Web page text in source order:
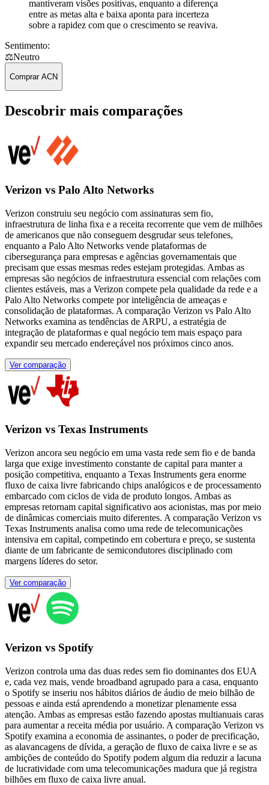
mantiveram visões positivas, enquanto a diferença
entre as metas alta e baixa aponta para incerteza
sobre a rapidez com que o crescimento se reaviva.
Sentimento:
⚖️Neutro
Comprar ACN
Descobrir mais comparações
Verizon vs Palo Alto Networks
Verizon construiu seu negócio com assinaturas sem fio,
infraestrutura de linha fixa e a receita recorrente que vem de milhões
de americanos que não conseguem desgrudar seus telefones,
enquanto a Palo Alto Networks vende plataformas de
cibersegurança para empresas e agências governamentais que
precisam que essas mesmas redes estejam protegidas. Ambas as
empresas são negócios de infraestrutura essencial com relações com
clientes estáveis, mas a Verizon compete pela qualidade da rede e a
Palo Alto Networks compete por inteligência de ameaças e
consolidação de plataformas. A comparação Verizon vs Palo Alto
Networks examina as tendências de ARPU, a estratégia de
integração de plataformas e qual negócio tem mais espaço para
expandir seu mercado endereçável nos próximos cinco anos.
Ver comparação
Verizon vs Texas Instruments
Verizon ancora seu negócio em uma vasta rede sem fio e de banda
larga que exige investimento constante de capital para manter a
posição competitiva, enquanto a Texas Instruments gera enorme
fluxo de caixa livre fabricando chips analógicos e de processamento
embarcado com ciclos de vida de produto longos. Ambas as
empresas retornam capital significativo aos acionistas, mas por meio
de dinâmicas comerciais muito diferentes. A comparação Verizon vs
Texas Instruments analisa como uma rede de telecomunicações
intensiva em capital, competindo em cobertura e preço, se sustenta
diante de um fabricante de semicondutores disciplinado com
margens líderes do setor.
Ver comparação
Verizon vs Spotify
Verizon controla uma das duas redes sem fio dominantes dos EUA
e, cada vez mais, vende broadband agrupado para a casa, enquanto
o Spotify se inseriu nos hábitos diários de áudio de meio bilhão de
pessoas e ainda está aprendendo a monetizar plenamente essa
atenção. Ambas as empresas estão fazendo apostas multianuais caras
para aumentar a receita média por usuário. A comparação Verizon vs
Spotify examina a economia de assinantes, o poder de precificação,
as alavancagens de dívida, a geração de fluxo de caixa livre e se as
ambições de conteúdo do Spotify podem algum dia reduzir a lacuna
de lucratividade com uma telecomunicações madura que já registra
bilhões em fluxo de caixa livre anual.